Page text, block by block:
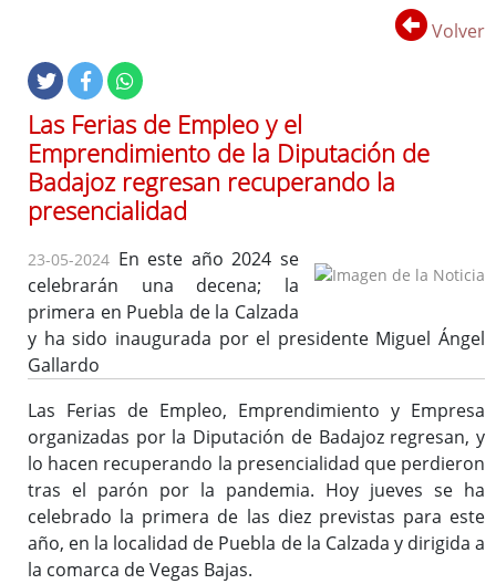
Noticias
Lista
de
distribución
Volver
Las Ferias de Empleo y el
Emprendimiento de la Diputación de
Badajoz regresan recuperando la
presencialidad
23-05-2024 En este año 2024 se
celebrarán una decena; la
primera en Puebla de la Calzada
y ha sido inaugurada por el presidente Miguel Ángel
Gallardo
Las Ferias de Empleo, Emprendimiento y Empresa
organizadas por la Diputación de Badajoz regresan, y
lo hacen recuperando la presencialidad que perdieron
tras el parón por la pandemia. Hoy jueves se ha
celebrado la primera de las diez previstas para este
año, en la localidad de Puebla de la Calzada y dirigida a
la comarca de Vegas Bajas.